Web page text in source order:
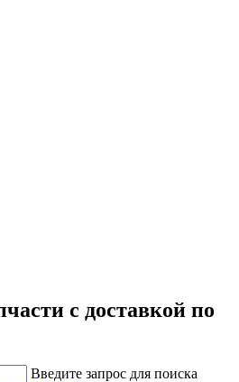
с доставкой по
Введите запрос для поиска